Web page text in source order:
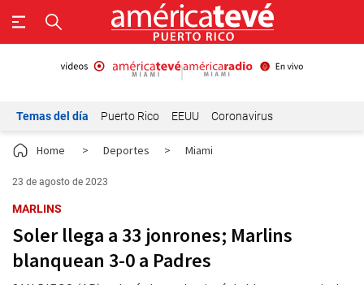
Temas del día Puerto Rico EEUU Coronavirus
Home > Deportes > Miami
23 de agosto de 2023
MARLINS
Soler llega a 33 jonrones; Marlins
blanquean 3-0 a Padres